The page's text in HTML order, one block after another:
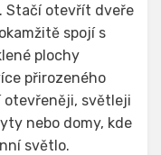
Stačí otevřít dveře
spojí s
plochy
přirozeného
otevřeněji, světleji
nebo domy, kde
světlo.